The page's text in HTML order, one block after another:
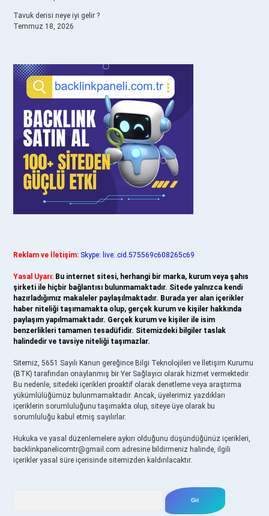
Tavuk derisi neye iyi gelir ?
Temmuz 18, 2026
Reklam ve İletişim: Skype: live:.cid.575569c608265c69
Yasal Uyarı: Bu internet sitesi, herhangi bir marka, kurum veya şahıs
şirketi ile hiçbir bağlantısı bulunmamaktadır. Sitede yalnızca kendi
hazırladığımız makaleler paylaşılmaktadır. Burada yer alan içerikler
haber niteliği taşımamakta olup, gerçek kurum ve kişiler hakkında
paylaşım yapılmamaktadır. Gerçek kurum ve kişiler ile isim
benzerlikleri tamamen tesadüfidir. Sitemizdeki bilgiler taslak
halindedir ve tavsiye niteliği taşımazlar.
Sitemiz, 5651 Sayılı Kanun gereğince Bilgi Teknolojileri ve İletişim Kurumu
(BTK) tarafından onaylanmış bir Yer Sağlayıcı olarak hizmet vermektedir.
Bu nedenle, sitedeki içerikleri proaktif olarak denetleme veya araştırma
yükümlülüğümüz bulunmamaktadır. Ancak, üyelerimiz yazdıkları
içeriklerin sorumluluğunu taşımakta olup, siteye üye olarak bu
sorumluluğu kabul etmiş sayılırlar.
Hukuka ve yasal düzenlemelere aykırı olduğunu düşündüğünüz içerikleri,
backlinkpanelicomtr@gmail.com adresine bildirmeniz halinde, ilgili
içerikler yasal süre içerisinde sitemizden kaldırılacaktır.